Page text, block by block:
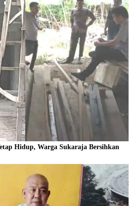
Hidup, Warga Sukaraja Bersihkan